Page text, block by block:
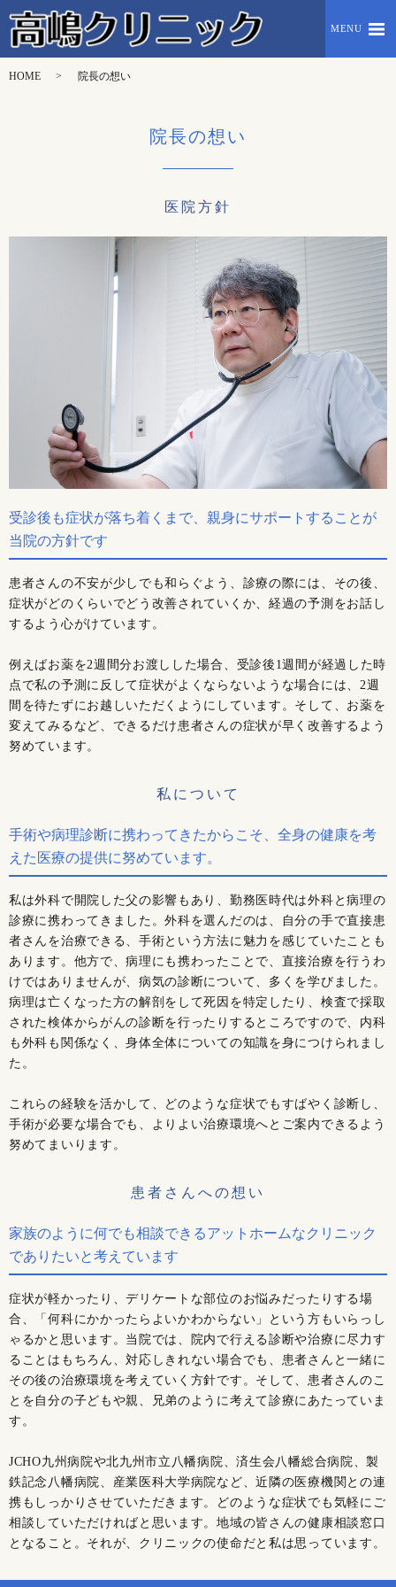
MENU
HOME 院長の想い
院長の想い
医院方針
受診後も症状が落ち着くまで、親身にサポートすることが
当院の方針です
患者さんの不安が少しでも和らぐよう、診療の際には、その後、
症状がどのくらいでどう改善されていくか、経過の予測をお話し
するよう心がけています。
例えばお薬を2週間分お渡しした場合、受診後1週間が経過した時
点で私の予測に反して症状がよくならないような場合には、2週
間を待たずにお越しいただくようにしています。そして、お薬を
変えてみるなど、できるだけ患者さんの症状が早く改善するよう
努めています。
私について
手術や病理診断に携わってきたからこそ、全身の健康を考
えた医療の提供に努めています。
私は外科で開院した父の影響もあり、勤務医時代は外科と病理の
診療に携わってきました。外科を選んだのは、自分の手で直接患
者さんを治療できる、手術という方法に魅力を感じていたことも
あります。他方で、病理にも携わったことで、直接治療を行うわ
けではありませんが、病気の診断について、多くを学びました。
病理は亡くなった方の解剖をして死因を特定したり、検査で採取
された検体からがんの診断を行ったりするところですので、内科
も外科も関係なく、身体全体についての知識を身につけられまし
た。
これらの経験を活かして、どのような症状でもすばやく診断し、
手術が必要な場合でも、よりよい治療環境へとご案内できるよう
努めてまいります。
患者さんへの想い
家族のように何でも相談できるアットホームなクリニック
でありたいと考えています
症状が軽かったり、デリケートな部位のお悩みだったりする場
合、「何科にかかったらよいかわからない」という方もいらっし
ゃるかと思います。当院では、院内で行える診断や治療に尽力す
ることはもちろん、対応しきれない場合でも、患者さんと一緒に
その後の治療環境を考えていく方針です。そして、患者さんのこ
とを自分の子どもや親、兄弟のように考えて診療にあたっていま
す。
JCHO九州病院や北九州市立八幡病院、済生会八幡総合病院、製
鉄記念八幡病院、産業医科大学病院など、近隣の医療機関との連
携もしっかりさせていただきます。どのような症状でも気軽にご
相談していただければと思います。地域の皆さんの健康相談窓口
となること。それが、クリニックの使命だと私は思っています。